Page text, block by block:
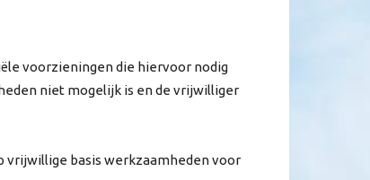
voorzieningen die hiervoor nodig
niet mogelijk is en de vrijwilliger
vrijwillige basis werkzaamheden voor